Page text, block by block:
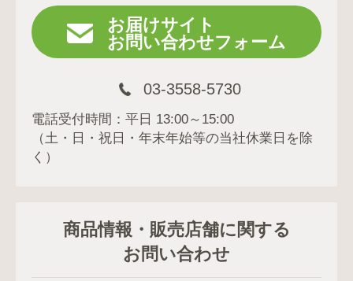
お届けサイト
お問い合わせフォーム
03-3558-5730
電話受付時間：平日 13:00～15:00
（土・日・祝日・年末年始等の当社休業日を除
く）
商品情報・販売店舗に関する
お問い合わせ